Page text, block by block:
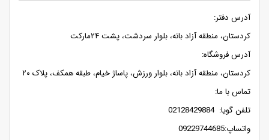
آدرس دفتر:
کردستان، منطقه آزاد بانه، بلوار سردشت، پشت ۲۴مارکت
آدرس فروشگاه:
کردستان، منطقه آزاد بانه، بلوار ورزش، پاساژ خیام، طبقه همکف، پلاک ۲۰
تماس با ما:
تلفن گویا: 02128429884
واتساپ:09229744685